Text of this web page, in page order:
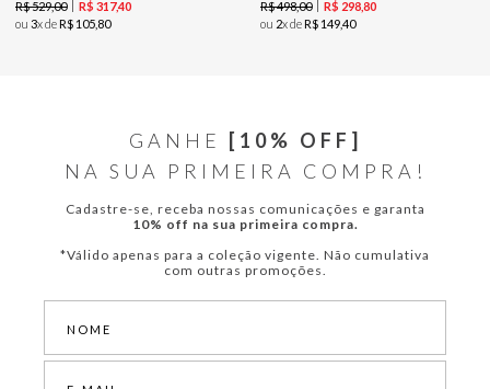
R$529,00 R$ 317,40
ou 3x deR$ 105 80
R$498,00 R$ 29880
ou 2x deR$ 14940
GANHE
[10% OFF]
NA SUA PRIMEIRA COMPRA!
Cadastre-se, receba nossas comunicações e garanta
10% off na sua primeira compra.
*Válido apenas para a coleção vigente. Não cumulativa
com outras promoções.